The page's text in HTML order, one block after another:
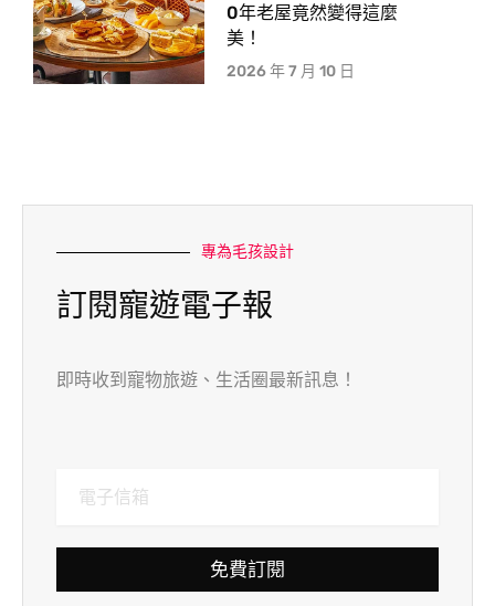
0年老屋竟然變得這麼
美！
2026 年 7 月 10 日
專為毛孩設計
訂閱寵遊電子報
即時收到寵物旅遊、生活圈最新訊息！
免費訂閱